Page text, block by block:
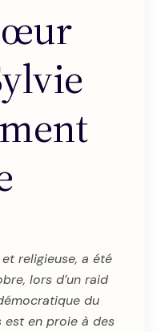
religieuse, a été
lors d’un raid
du
est en proie à des